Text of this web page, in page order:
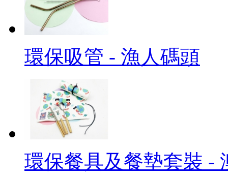
環保吸管 - 漁人碼頭
環保餐具及餐墊套裝 -